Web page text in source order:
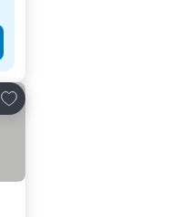
Toevoegen aan favorieten